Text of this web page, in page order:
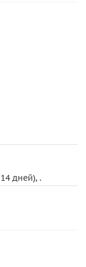
дней), .